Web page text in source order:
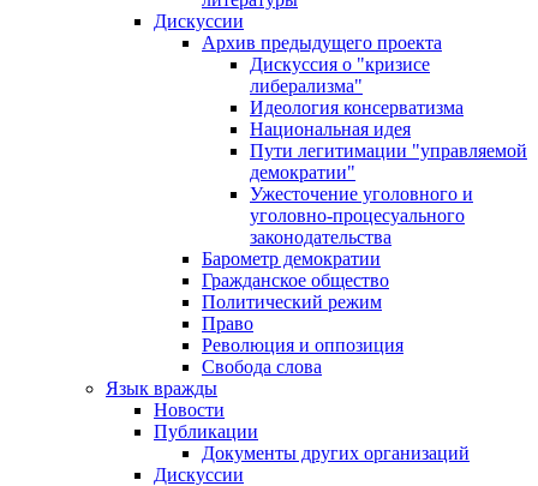
Дискуссии
Архив предыдущего проекта
Дискуссия о "кризисе
либерализма"
Идеология консерватизма
Национальная идея
Пути легитимации "управляемой
демократии"
Ужесточение уголовного и
уголовно-процесуального
законодательства
Барометр демократии
Гражданское общество
Политический режим
Право
Революция и оппозиция
Свобода слова
Язык вражды
Новости
Публикации
Документы других организаций
Дискуссии